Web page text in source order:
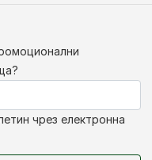
чрез електронна